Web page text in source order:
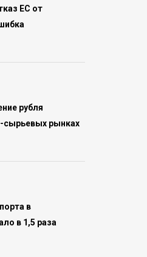
ЕС от
рубля
сырьевых рынках
в
в 1,5 раза